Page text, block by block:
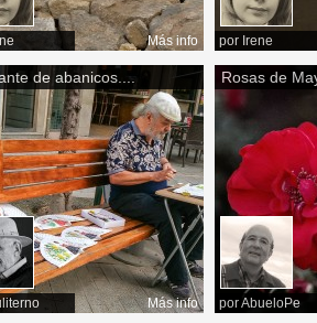
Más info por Irene
de abanicos....
Más info
Rosas de
porAbueloPe